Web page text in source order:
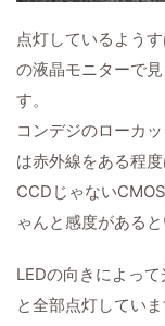
点灯しているよう
の液晶モニターで
す。
コンデジのローカ
は赤外線をある程
CCDじゃない
ゃんと感度がある
LEDの向きによっ
と全部点灯してい